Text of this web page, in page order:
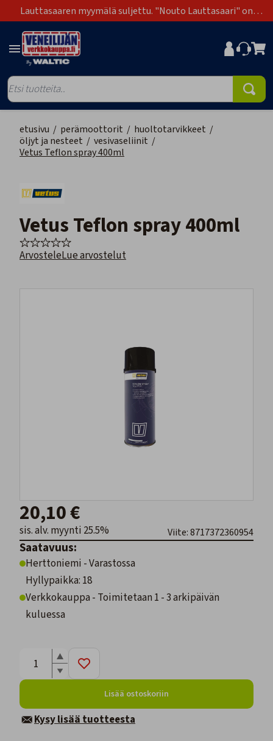
Lauttasaaren myymälä suljettu. "Nouto Lauttasaari" on
poistunut toimitustapavaihtoehdoista.
etusivu / perämoottorit / huoltotarvikkeet /
öljyt ja nesteet / vesivaseliinit /
Vetus Teflon spray 400ml
Vetus Teflon spray 400ml
ArvosteleLue arvostelut
20,10 €
sis. alv. myynti 25.5% Viite: 8717372360954
Saatavuus:
Herttoniemi - Varastossa
Hyllypaikka: 18
Verkkokauppa - Toimitetaan 1 - 3 arkipäivän
kuluessa
Lisää ostoskoriin
Kysy lisää tuotteesta